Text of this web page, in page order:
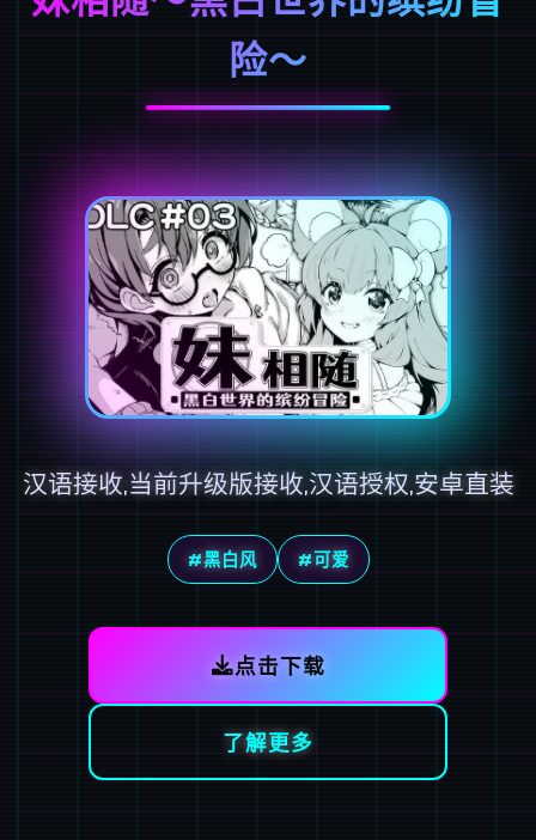
险～
汉语接收,当前升级版接收,汉语授权,安卓直装
#黑白风 #可爱
点击下载
了解更多